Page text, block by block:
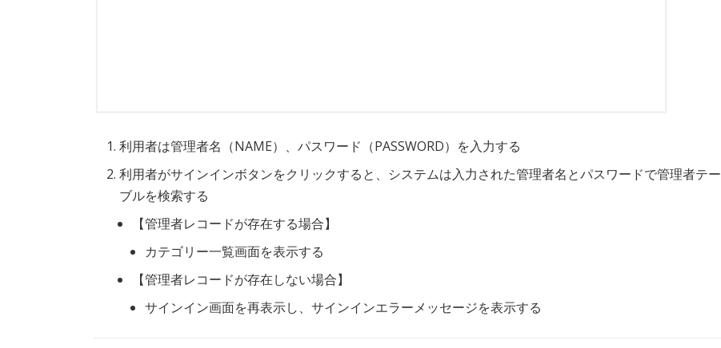
利用者は管理者名（NAME）、パスワード（PASSWORD）を入力する
利用者がサインインボタンをクリックすると、システムは入力された管理者名とパスワードで管理者テー
ブルを検索する
【管理者レコードが存在する場合】
カテゴリー一覧画面を表示する
【管理者レコードが存在しない場合】
サインイン画面を再表示し、サインインエラーメッセージを表示する